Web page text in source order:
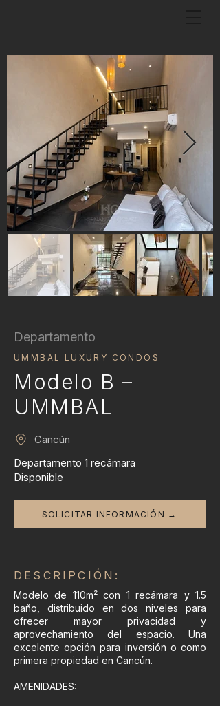
Departamento
UMMBAL LUXURY CONDOS
Modelo B –
UMMBAL
Cancún
Departamento 1 recámara
Disponible
SOLICITAR INFORMACIÓN →
DESCRIPCIÓN:
Modelo de 110m² con 1 recámara y 1.5
baño, distribuido en dos niveles para
ofrecer mayor privacidad y
aprovechamiento del espacio. Una
excelente opción para inversión o como
primera propiedad en Cancún.
AMENIDADES: